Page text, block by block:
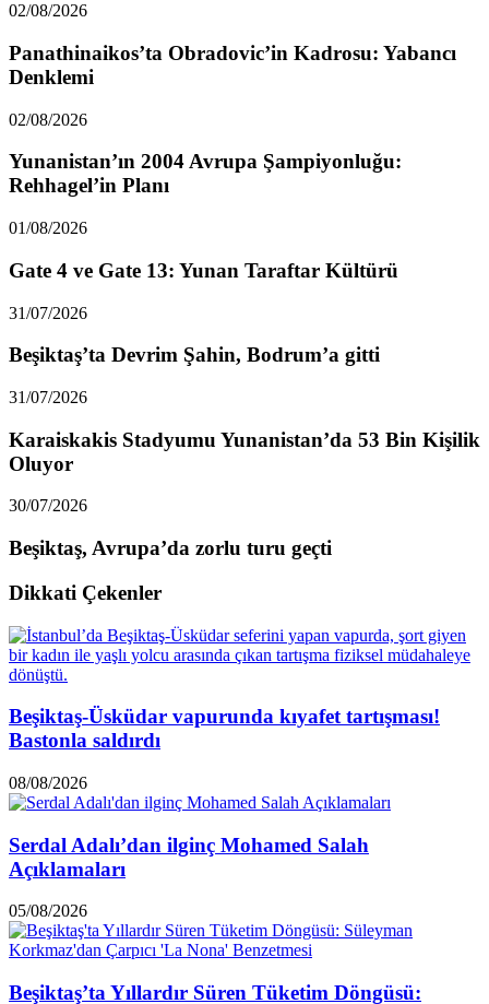
02/08/2026
Panathinaikos’ta Obradovic’in Kadrosu: Yabancı
Denklemi
02/08/2026
Yunanistan’ın 2004 Avrupa Şampiyonluğu:
Rehhagel’in Planı
01/08/2026
Gate 4 ve Gate 13: Yunan Taraftar Kültürü
31/07/2026
Beşiktaş’ta Devrim Şahin, Bodrum’a gitti
31/07/2026
Karaiskakis Stadyumu Yunanistan’da 53 Bin Kişilik
Oluyor
30/07/2026
Beşiktaş, Avrupa’da zorlu turu geçti
Dikkati Çekenler
Beşiktaş-Üsküdar vapurunda kıyafet tartışması!
Bastonla saldırdı
08/08/2026
Serdal Adalı’dan ilginç Mohamed Salah
Açıklamaları
05/08/2026
Beşiktaş’ta Yıllardır Süren Tüketim Döngüsü: